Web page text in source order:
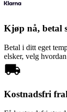
Kjøp nå, betal
Betal i ditt eget
elsker, velg
Kostnadsfri